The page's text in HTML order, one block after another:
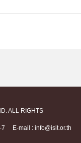
ALL RIGHTS
7 E-mail : info@isit.or.th